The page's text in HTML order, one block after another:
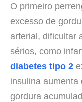
O primeiro
excesso de
arterial, dificultar
sérios, como
diabetes tipo 2
insulina aumenta
gordura